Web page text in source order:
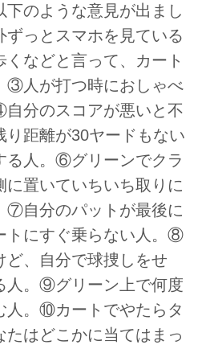
下のような意見が出まし
っとスマホを見ている
などと言って、カート
③人が打つ時におしゃべ
分のスコアが悪いと不
距離が30ヤードもない
る人。⑥グリーンでクラ
に置いていちいち取りに
⑦自分のパットが最後に
トにすぐ乗らない人。⑧
ど、自分で球捜しをせ
人。⑨グリーン上で何度
人。⑩カートでやたらタ
はどこかに当てはまっ